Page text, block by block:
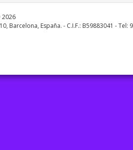
Barcelona, España. - C.I.F.: B59883041 - Tel: